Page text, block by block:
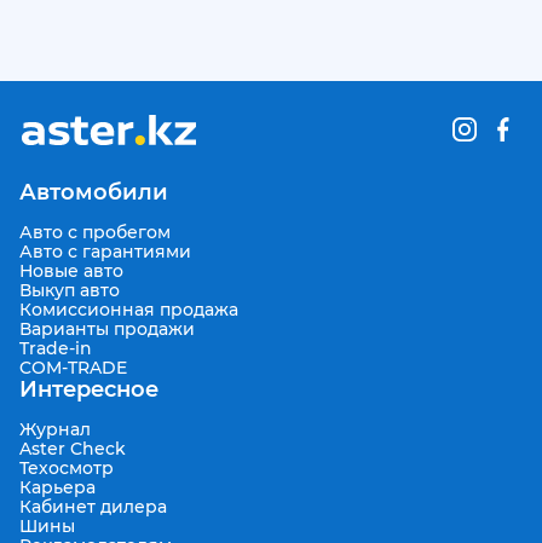
Автомобили
Авто с пробегом
Авто с гарантиями
Новые авто
Выкуп авто
Комиссионная продажа
Варианты продажи
Trade-in
COM-TRADE
Интересное
Журнал
Aster Check
Техосмотр
Карьера
Кабинет дилера
Шины